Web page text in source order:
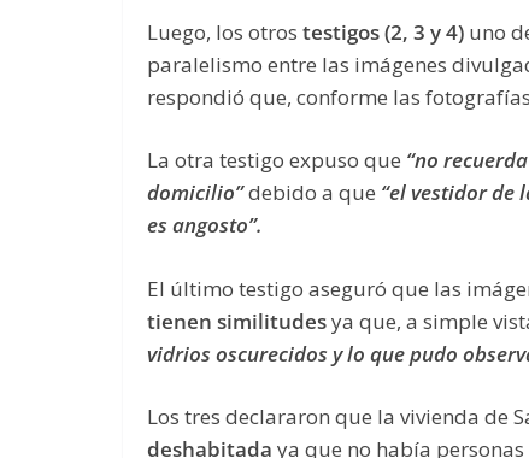
Luego, los otros testigos (2, 3 y 4) uno
paralelismo entre las imágenes
respondió que, conforme las
La otra testigo expuso que “no
domicilio”debido a que “el vestidor de
es angosto”.
El último testigo aseguró que las
tienen similitudesya que, a simple
vidrios oscurecidos y lo que pudo
Los tres declararon que la vivienda de
deshabitada ya que no había